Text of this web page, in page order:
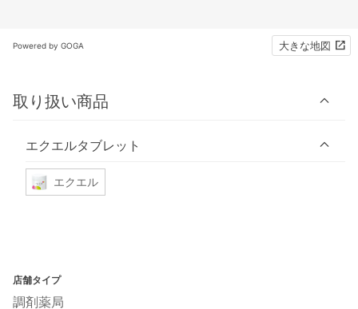
Powered by GOGA 大きな地図
取り扱い商品
エクエルタブレット
エクエル
店舗タイプ
調剤薬局